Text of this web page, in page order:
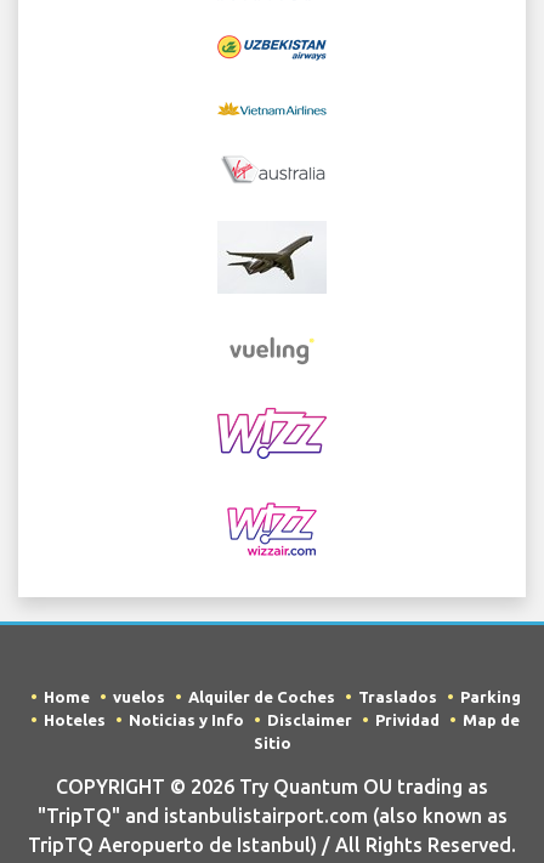
Home vuelos Alquiler de Coches Traslados
Parking
Hoteles
Noticias y Info Disclaimer Prividad
Map de
Sitio
COPYRIGHT © 2026 Try Quantum OU trading as
"TripTQ" and istanbulistairport.com (also known as
TripTQ Aeropuerto de Istanbul) / All Rights Reserved.